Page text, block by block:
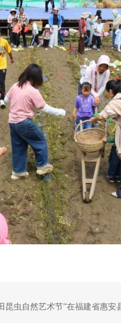
昆虫自然艺术节”在福建省惠安